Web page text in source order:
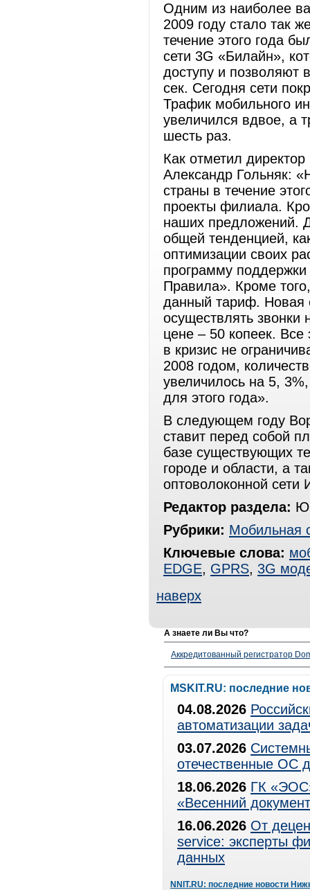
Одним из наиболее
2009 году стало так
течение этого года
сети 3G «Билайн»,
доступу и позволяют
сек. Сегодня сети
Трафик мобильного
увеличился вдвое, а
шесть раз.
Как отметил
Александр Гольняк:
страны в течение
проекты филиала.
наших предложений.
общей тенденцией,
оптимизации своих
программу
Правила». Кроме
данный тариф. Новая
осуществлять звонки
цене – 50 копеек.
в кризис не
2008 годом,
увеличилось на 5,
для этого года».
В следующем году
ставит перед собой
базе существующих
городе и области, а
оптоволоконной сети
Редактор раздела:
Рубрики: Мобильная
Ключевые слова:
EDGE, GPRS, 3G
наверх
А знаете ли Вы что?
Аккредитованный регистратор
MSKIT.RU: последние
04.08.2026
автоматизации
03.07.2026
отечественные ОС
18.06.2026 ГК
«Весенний
16.06.2026 От
service: эксперты
данных
NNIT.RU: последние новости